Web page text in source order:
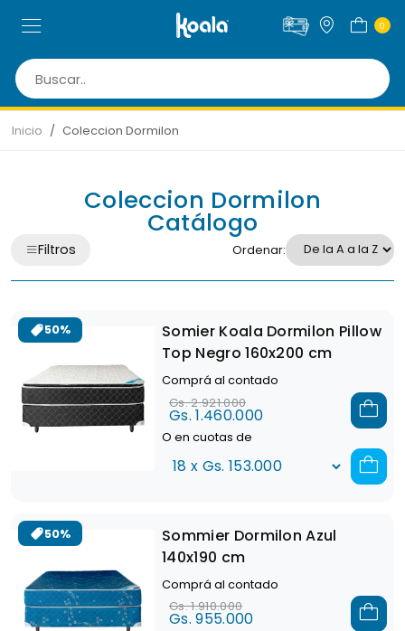
0
Inicio Coleccion Dormilon
Coleccion Dormilon
Catálogo
Filtros Ordenar:
50%
Somier Koala Dormilon Pillow
Top Negro 160x200 cm
Comprá al contado
Gs. 2.921.000
Gs. 1.460.000
O en cuotas de
50%
Sommier Dormilon Azul
140x190 cm
Comprá al contado
Gs. 1.910.000
Gs. 955.000